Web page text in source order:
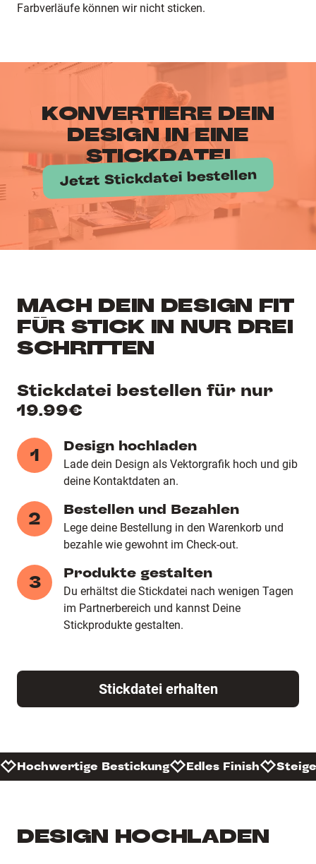
Farbverläufe können wir nicht sticken.
KONVERTIERE DEIN
DESIGN IN EINE
STICKDATEI
Jetzt Stickdatei bestellen
MACH DEIN DESIGN FIT
FÜR STICK IN NUR DREI
SCHRITTEN
Stickdatei bestellen für nur
19.99€
1 Design hochladen
Lade dein Design als Vektorgrafik hoch und gib
deine Kontaktdaten an.
2 Bestellen und Bezahlen
Lege deine Bestellung in den Warenkorb und
bezahle wie gewohnt im Check-out.
3 Produkte gestalten
Du erhältst die Stickdatei nach wenigen Tagen
im Partnerbereich und kannst Deine
Stickprodukte gestalten.
Stickdatei erhalten
Hochwertige Bestickung Edles Finish
DESIGN HOCHLADEN